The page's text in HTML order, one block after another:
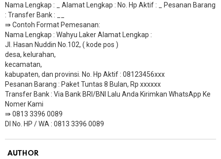
Nama Lengkap : _ Alamat Lengkap : No. Hp Aktif : _ Pesanan Barang
: Transfer Bank : __
​⇛ Contoh Format Pemesanan:
Nama Lengkap : Wahyu Laker Alamat Lengkap :
Jl. Hasan Nuddin No.102, ( kode pos )
desa, kelurahan,
kecamatan,
kabupaten, dan provinsi. No. Hp Aktif : 08123456xxx
Pesanan Barang : Paket Tuntas 8 Bulan, Rp xxxxxx
​Transfer Bank : Via Bank BRI/BNI Lalu Anda Kirimkan WhatsApp Ke
Nomer Kami
⇛ 0813 3396 0089
DI No. HP / WA : 0813 3396 0089
AUTHOR